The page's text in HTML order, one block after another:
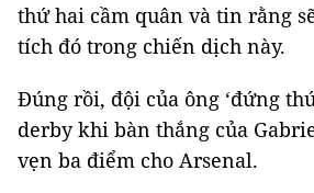
thứ hai cầm quân và tin rằng
tích đó trong chiến dịch này.
Đúng rồi, đội của ông ‘đứng
derby khi bàn thắng của
vẹn ba điểm cho Arsenal.